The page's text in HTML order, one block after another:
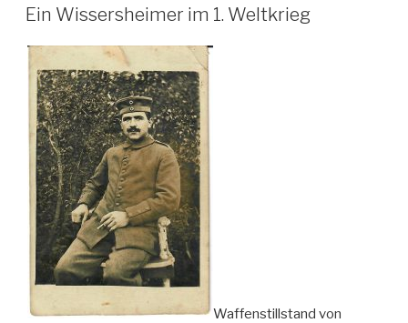
AM
Ein Wissersheimer im 1. Weltkrieg
Waffenstillstand von